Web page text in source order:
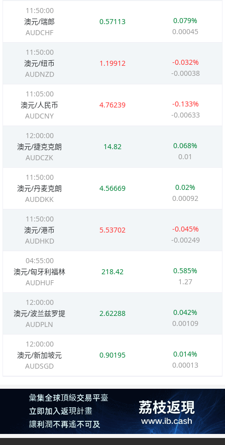
11:50:00
澳元/瑞郎
AUDCHF
0.57113
0.079%
0.00045
11:50:00
澳元/纽币
AUDNZD
1.19912
-0.032%
-0.00038
11:05:00
澳元/人民币
AUDCNY
4.76239
-0.133%
-0.00633
12:00:00
澳元/捷克克朗
AUDCZK
14.82
0.068%
0.01
11:50:00
澳元/丹麦克朗
AUDDKK
4.56669
0.02%
0.00092
11:50:00
澳元/港币
AUDHKD
5.53702
-0.045%
-0.00249
04:55:00
澳元/匈牙利福林
AUDHUF
218.42
0.585%
1.27
12:00:00
澳元/波兰兹罗提
AUDPLN
2.62288
0.042%
0.00109
12:00:00
澳元/新加坡元
AUDSGD
0.90195
0.014%
0.00013